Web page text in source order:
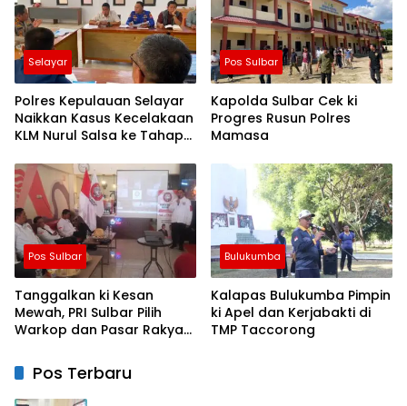
Selayar
Polres Kepulauan Selayar
Naikkan Kasus Kecelakaan
KLM Nurul Salsa ke Tahap
Pos Sulbar
Kapolda Sulbar Cek ki
Progres Rusun Polres
Mamasa
Pos Sulbar
Tanggalkan ki Kesan
Mewah, PRI Sulbar Pilih
Warkop dan Pasar Rakyat
Bulukumba
Kalapas Bulukumba Pimpin
ki Apel dan Kerjabakti di
TMP Taccorong
Pos Terbaru